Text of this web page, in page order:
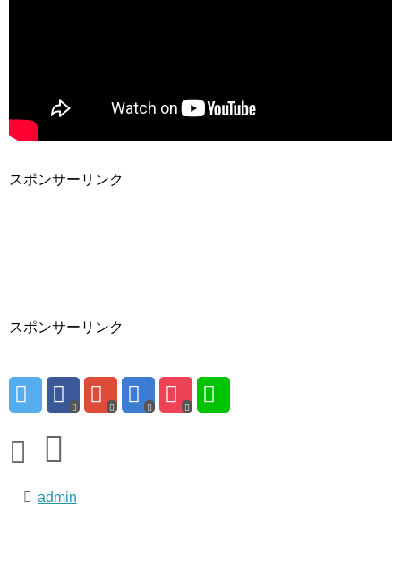
スポンサーリンク
スポンサーリンク
admin